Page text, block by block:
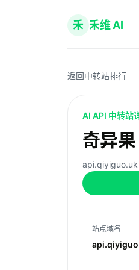
禾 禾维 AI
返回中转站排行
AI API 中转站
奇异
api.qiyiguo.uk
站点域名